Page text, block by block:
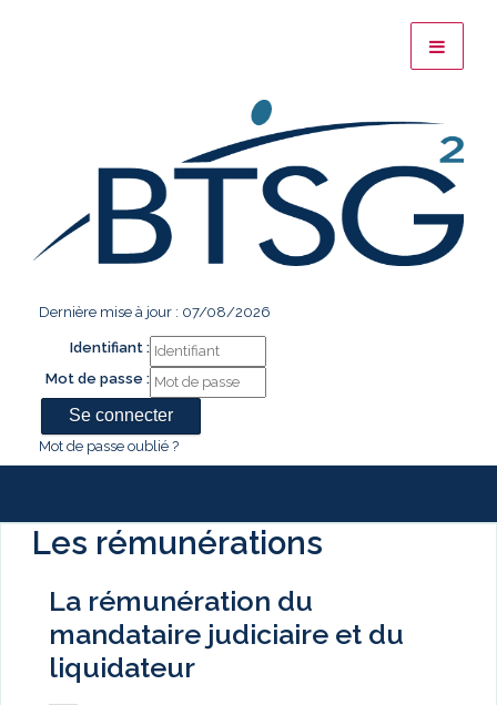
Dernière mise à jour : 07/08/2026
Identifiant :
Mot de passe :
Mot de passe oublié ?
Les rémunérations
La rémunération du
mandataire judiciaire et du
liquidateur